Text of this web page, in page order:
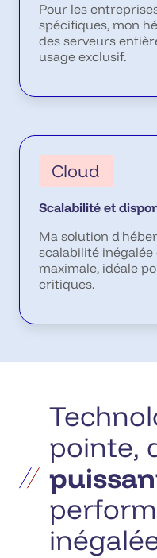
Pour les
spécifiques, mon
des serveurs
usage exclusif.
Cloud
Scalabilité et
Ma solution
scalabilité
maximale, idéale
critiques.
pointe,